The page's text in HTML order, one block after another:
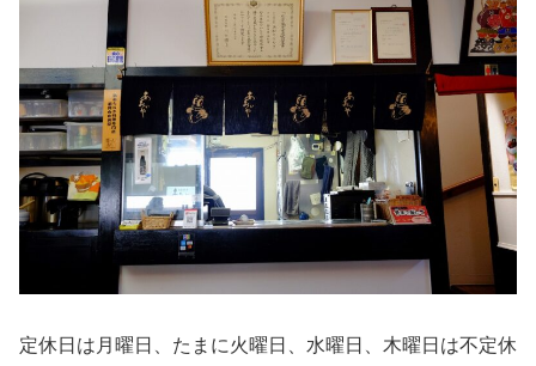
定休日は月曜日、たまに火曜日、水曜日、木曜日は不定休